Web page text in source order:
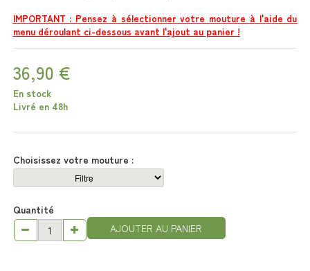
IMPORTANT : Pensez à sélectionner votre mouture à l'aide du
menu déroulant ci-dessous avant l'ajout au panier !
36,90 €
En stock
Livré en 48h
Choisissez votre mouture :
Quantité
AJOUTER AU PANIER